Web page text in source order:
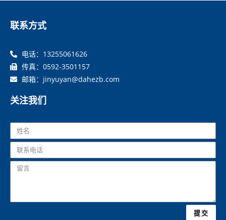
联系方式
电话：13255061626
传真：0592-3501157
邮箱：jinyuyan@dahezb.com
关注我们
提交